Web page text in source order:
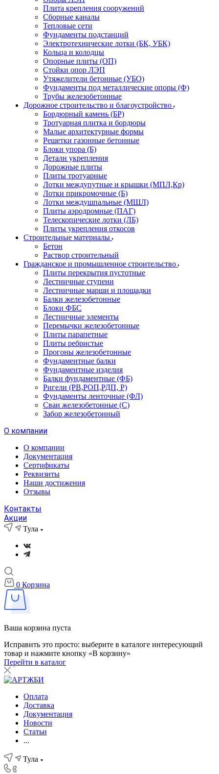
Плита крепления сооружений
Сборные каналы
Тепловые сети
Фундаменты подстанций
Электротехнические лотки (БК, УБК)
Кольца и колодцы
Опорные плиты (ОП)
Стойки опор ЛЭП
Утяжелители бетонные (УБО)
Фундаменты под металлические опоры (Ф)
Трубы железобетонные
Дорожное строительство и благоустройство
Бордюрный камень (БР)
Тротуарная плитка и бордюры
Малые архитектурные формы
Решетки газонные бетонные
Блоки упора (Б)
Детали укрепления
Дорожные плиты
Плиты тротуарные
Лотки междупутные и крышки (МПЛ,Кр)
Лотки прикромочные (Б)
Лотки междушпальные (МШЛ)
Плиты аэродромные (ПАГ)
Телескопические лотки (ЛБ)
Плиты укрепления откосов
Строительные материалы
Бетон
Раствор строительный
Гражданское и промышленное строительство
Плиты перекрытия пустотные
Лестничные ступени
Лестничные марши и площадки
Балки железобетонные
Блоки ФБС
Лестничные элементы
Перемычки железобетонные
Плиты парапетные
Плиты ребристые
Прогоны железобетонные
Фундаментные балки
Фундаментные изделия
Балки фундаментные (ФБ)
Ригели (РВ,РОП,РДП, Р)
Фундаменты ленточные (ФЛ)
Сваи железобетонные (С)
Забор железобетонный
О компании
О компании
Документация
Сертификаты
Реквизиты
Наши достижения
Отзывы
Контакты
Акции
Тула
0 Корзина
Ваша корзина пуста
Исправить это просто: выберите в каталоге интересующий
товар и нажмите кнопку «В корзину»
Перейти в каталог
Оплата
Доставка
Документация
Новости
Статьи
...
Тула